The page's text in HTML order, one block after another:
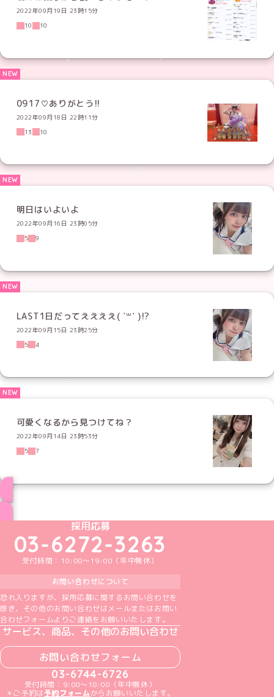
2022年09月19日 23時15分
10
10
0917♡ありがとう!!
2022年09月18日 22時11分
13
10
明日はいよいよ
2022年09月16日 23時05分
5
9
LAST1日だってええええ( ˙꒳​˙ )!?
2022年09月15日 23時25分
5
4
可愛くなるから見つけてね？
2022年09月14日 23時53分
5
7
めいどりーみんTikTok公式アカウント
めいどりーみんX公式アカウント
めいどりーみんInstagram公式アカウント
めいどりーみんFacebook公式アカウン
めいどりーみんYouTube公式アカ
採用応募
03-6272-3263
受付時間：10:00～19:00（年中無休）
お問い合わせについて
恐れ入りますが、採用応募に関するお問い合わせを
除き、その他のお問い合わせはメールまたはお問い
合わせフォームよりご連絡をお願いいたします。
サービス、商品、その他のお問い合わせ
お問い合わせフォーム
03-6744-6726
受付時間：9:00～18:00（年中無休）
＊ご予約は予約フォームからお願いいたします。